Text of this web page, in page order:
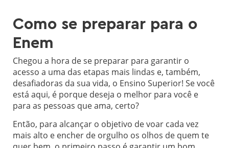
Como se preparar para o
Enem
Chegou a hora de se preparar para garantir o
acesso a uma das etapas mais lindas e, também,
desafiadoras da sua vida, o Ensino Superior! Se você
está aqui, é porque deseja o melhor para você e
para as pessoas que ama, certo?
Então, para alcançar o objetivo de voar cada vez
mais alto e encher de orgulho os olhos de quem te